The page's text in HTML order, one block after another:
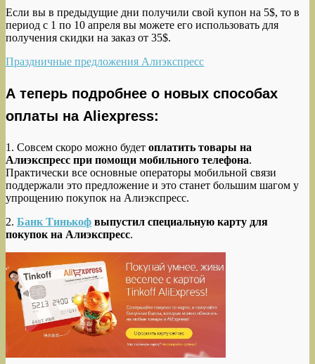
Если вы в предыдущие дни получили свой купон на 5$, то в
период с 1 по 10 апреля вы можете его использовать для
получения скидки на заказ от 35$.
Праздничные предложения Алиэкспресс
А теперь подробнее о новых способах
оплаты на Aliexpress:
1. Совсем скоро можно будет оплатить товары на
Алиэкспресс при помощи мобильного телефона.
Практически все основные операторы мобильной связи
поддержали это предложение и это станет большим шагом у
упрощению покупок на Алиэкспресс.
2. Банк Тинькоф выпустил специальную карту для
покупок на Алиэкспресс.